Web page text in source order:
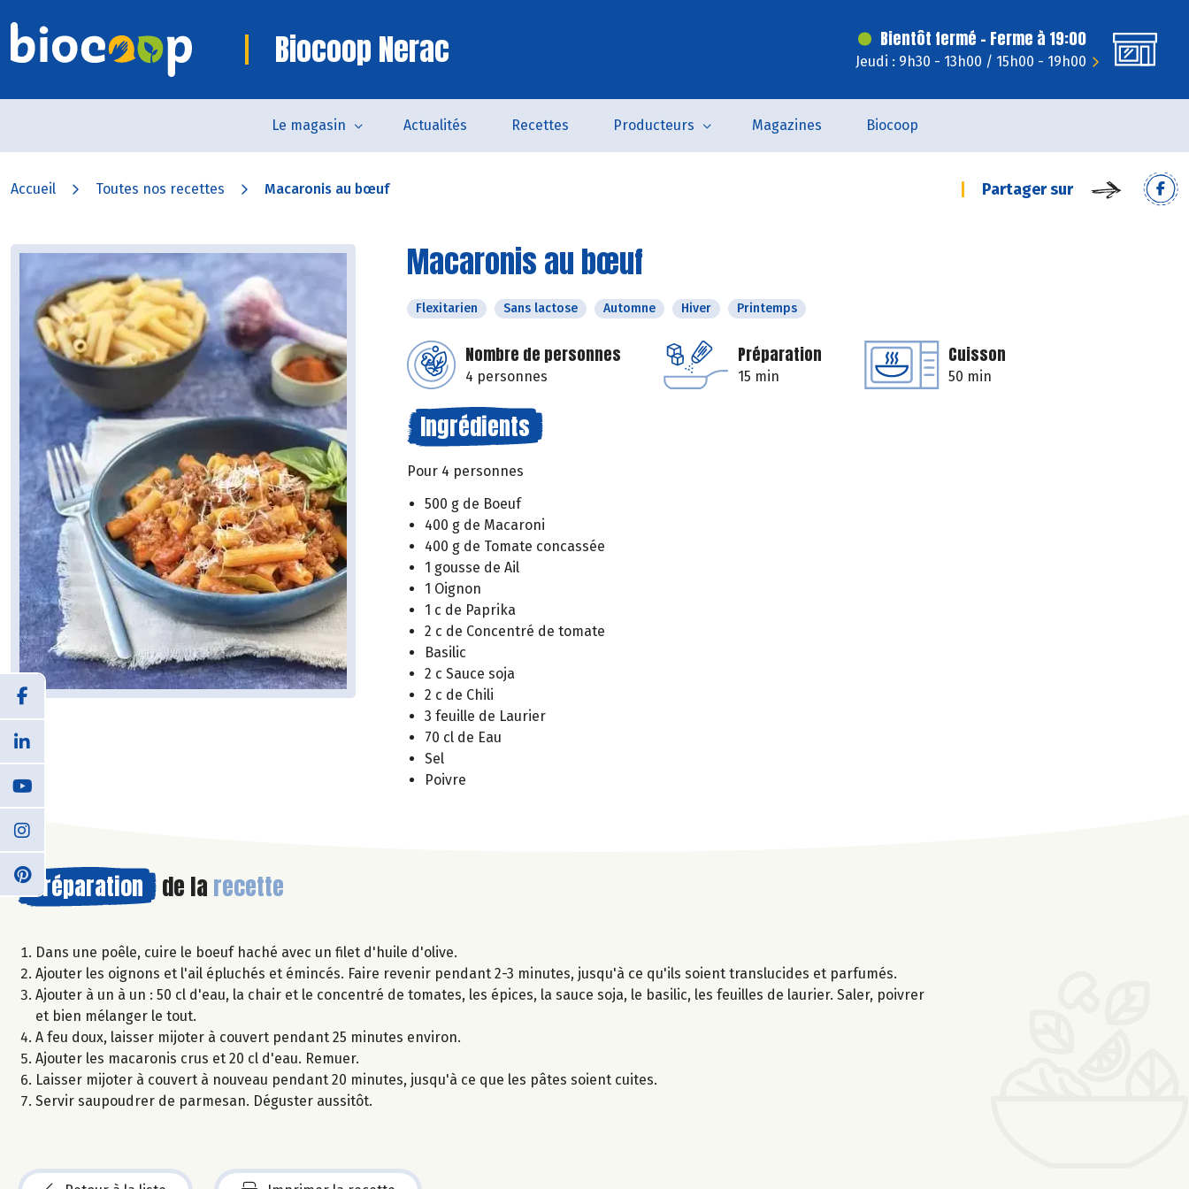
Biocoop Nerac Bientôt fermé - Ferme à 19:00
Jeudi : 9h30 - 13h00 / 15h00 - 19h00
Le magasin Actualités Recettes Producteurs Magazines Biocoop
Accueil Toutes nos recettes Macaronis au bœuf Partager sur
Macaronis au bœuf
Flexitarien Sans lactose Automne Hiver Printemps
Nombre de personnes
4 personnes
Préparation
15 min
Cuisson
50 min
Ingrédients
Pour 4 personnes
500 g de Boeuf
400 g de Macaroni
400 g de Tomate concassée
1 gousse de Ail
1 Oignon
1 c de Paprika
2 c de Concentré de tomate
Basilic
2 c Sauce soja
2 c de Chili
3 feuille de Laurier
70 cl de Eau
Sel
Poivre
Préparation de la recette
Dans une poêle, cuire le boeuf haché avec un filet d'huile d'olive.
Ajouter les oignons et l'ail épluchés et émincés. Faire revenir pendant 2-3 minutes, jusqu'à ce qu'ils soient translucides et parfumés.
Ajouter à un à un : 50 cl d'eau, la chair et le concentré de tomates, les épices, la sauce soja, le basilic, les feuilles de laurier. Saler, poivrer
et bien mélanger le tout.
A feu doux, laisser mijoter à couvert pendant 25 minutes environ.
Ajouter les macaronis crus et 20 cl d'eau. Remuer.
Laisser mijoter à couvert à nouveau pendant 20 minutes, jusqu'à ce que les pâtes soient cuites.
Servir saupoudrer de parmesan. Déguster aussitôt.